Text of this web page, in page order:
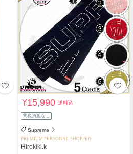
¥15,990送料込
関税負担なし
Supreme
PREMIUM PERSONAL SHOPPER
Hirokiki.k